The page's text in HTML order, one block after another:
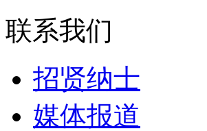
联系我们
招贤纳士
媒体报道